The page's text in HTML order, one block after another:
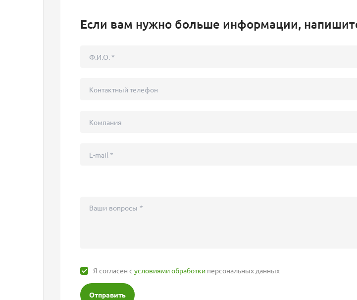
Если вам нужно больше информации,
Я согласен с условиями обработкиперсональных данных
Отправить